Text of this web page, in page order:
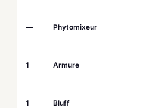
— Phytomixeur
1 Armure
1 Bluff